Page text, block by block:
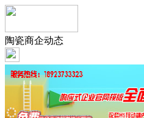
陶瓷商企动态